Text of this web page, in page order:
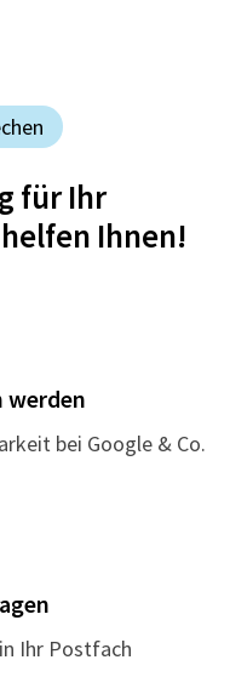
für Ihr
Ihnen!
werden
bei Google & Co.
Ihr Postfach